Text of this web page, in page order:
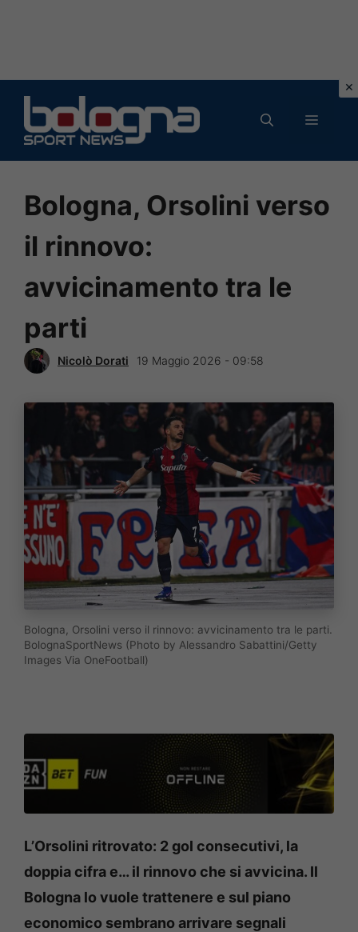
contenuto
MENU
Bologna, Orsolini verso
il rinnovo:
avvicinamento tra le
parti
Nicolò Dorati 19 Maggio 2026 - 09:58
Bologna, Orsolini verso il rinnovo: avvicinamento tra le parti.
BolognaSportNews (Photo by Alessandro Sabattini/Getty
Images Via OneFootball)
L’Orsolini ritrovato: 2 gol consecutivi, la
doppia cifra e… il rinnovo che si avvicina. Il
Bologna lo vuole trattenere e sul piano
economico sembrano arrivare segnali